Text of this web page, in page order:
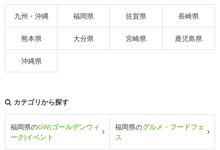
九州・沖縄 福岡県 佐賀県 長崎県
熊本県 大分県 宮崎県 鹿児島県
沖縄県
カテゴリから探す
福岡県のGW(ゴールデンウィ
ーク)イベント
福岡県のグルメ・フードフェ
ス